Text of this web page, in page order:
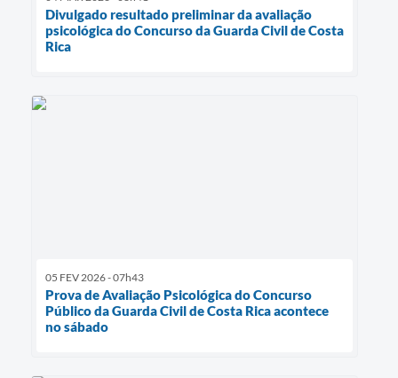
Divulgado resultado preliminar da avaliação
psicológica do Concurso da Guarda Civil de Costa
Rica
05 FEV 2026 - 07h43
Prova de Avaliação Psicológica do Concurso
Público da Guarda Civil de Costa Rica acontece
no sábado